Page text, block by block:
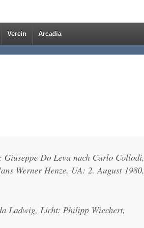
Verein Arcadia
Do Leva nach Carlo Collodi,
Werner Henze, UA: 2. August 1980,
Ladwig, Licht: Philipp Wiechert,